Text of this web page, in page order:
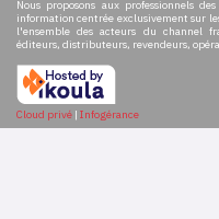
Nous proposons aux professionnels
information centrée exclusivement sur
l'ensemble des acteurs du channel
éditeurs, distributeurs, revendeurs,
Cloud privé | Infogérance